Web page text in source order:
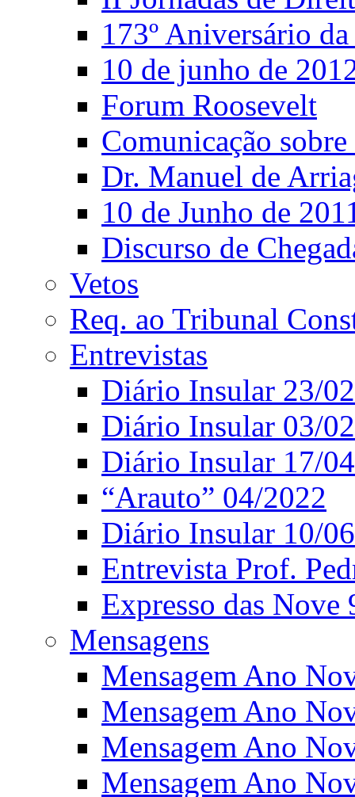
173º Aniversário
10 de junho de
Forum Roosevelt
Comunicação
Dr. Manuel de
10 de Junho de
Discurso de
Vetos
Req. ao Tribunal
Entrevistas
Diário Insular 23/
Diário Insular 03/
Diário Insular 17/
“Arauto” 04/2022
Diário Insular 10/
Entrevista Prof.
Expresso das Nove
Mensagens
Mensagem Ano
Mensagem Ano
Mensagem Ano
Mensagem Ano